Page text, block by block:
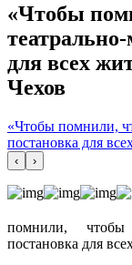
«Чтобы
для всех
Чехов
«Чтобы помнили,
постановка для
‹ ›
помнили, чтобы
постановка для